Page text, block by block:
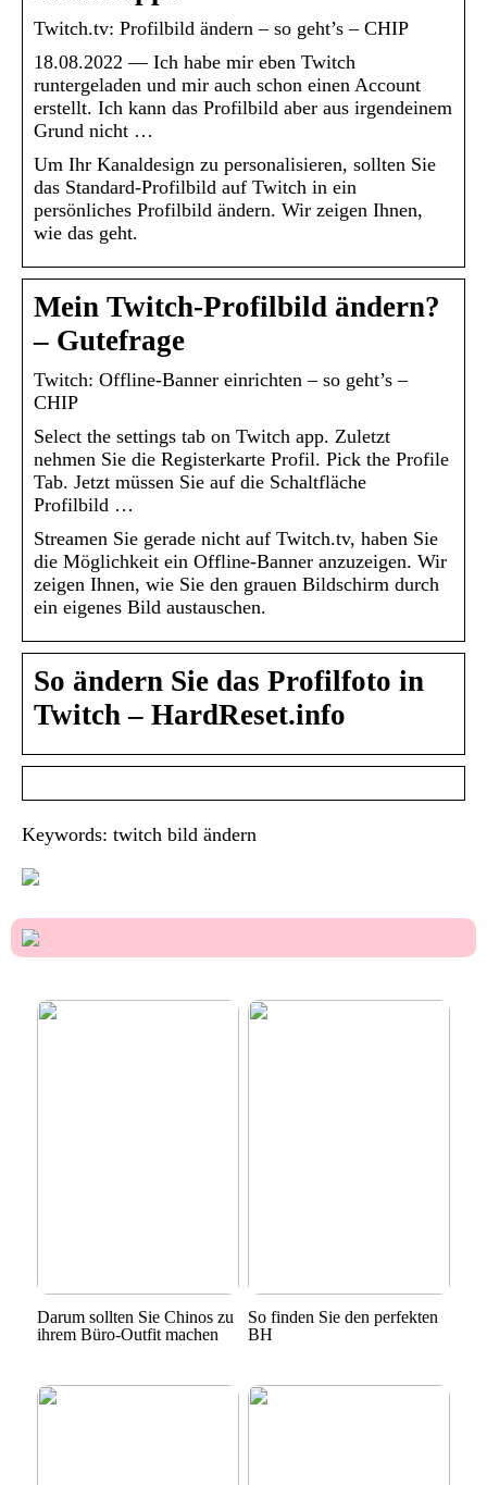
Twitch.tv: Profilbild ändern – so geht’s – CHIP
18.08.2022 — Ich habe mir eben Twitch
runtergeladen und mir auch schon einen Account
erstellt. Ich kann das Profilbild aber aus irgendeinem
Grund nicht …
Um Ihr Kanaldesign zu personalisieren, sollten Sie
das Standard-Profilbild auf Twitch in ein
persönliches Profilbild ändern. Wir zeigen Ihnen,
wie das geht.
Mein Twitch-Profilbild ändern?
– Gutefrage
Twitch: Offline-Banner einrichten – so geht’s –
CHIP
Select the settings tab on Twitch app. Zuletzt
nehmen Sie die Registerkarte Profil. Pick the Profile
Tab. Jetzt müssen Sie auf die Schaltfläche
Profilbild …
Streamen Sie gerade nicht auf Twitch.tv, haben Sie
die Möglichkeit ein Offline-Banner anzuzeigen. Wir
zeigen Ihnen, wie Sie den grauen Bildschirm durch
ein eigenes Bild austauschen.
So ändern Sie das Profilfoto in
Twitch – HardReset.info
Keywords: twitch bild ändern
Darum sollten Sie Chinos zu
ihrem Büro-Outfit machen
So finden Sie den perfekten
BH